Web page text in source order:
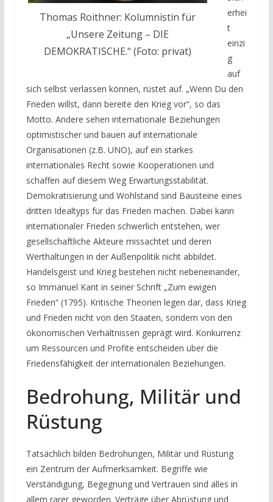
Thomas Roithner: Kolumnistin für
„Unsere Zeitung – DIE
DEMOKRATISCHE.“ (Foto: privat)
erhei
t
einzi
g
auf
sich selbst verlassen können, rüstet auf. „Wenn Du den
Frieden willst, dann bereite den Krieg vor“, so das
Motto. Andere sehen internationale Beziehungen
optimistischer und bauen auf internationale
Organisationen (z.B. UNO), auf ein starkes
internationales Recht sowie Kooperationen und
schaffen auf diesem Weg Erwartungsstabilität.
Demokratisierung und Wohlstand sind Bausteine eines
dritten Idealtyps für das Frieden machen. Dabei kann
internationaler Frieden schwerlich entstehen, wer
gesellschaftliche Akteure missachtet und deren
Werthaltungen in der Außenpolitik nicht abbildet.
Handelsgeist und Krieg bestehen nicht nebeneinander,
so Immanuel Kant in seiner Schrift „Zum ewigen
Frieden“ (1795). Kritische Theorien legen dar, dass Krieg
und Frieden nicht von den Staaten, sondern von den
ökonomischen Verhältnissen geprägt wird. Konkurrenz
um Ressourcen und Profite entscheiden über die
Friedensfähigkeit der internationalen Beziehungen.
Bedrohung, Militär und
Rüstung
Tatsächlich bilden Bedrohungen, Militär und Rüstung
ein Zentrum der Aufmerksamkeit. Begriffe wie
Verständigung, Begegnung und Vertrauen sind alles in
allem rarer geworden. Verträge über Abrüstung und